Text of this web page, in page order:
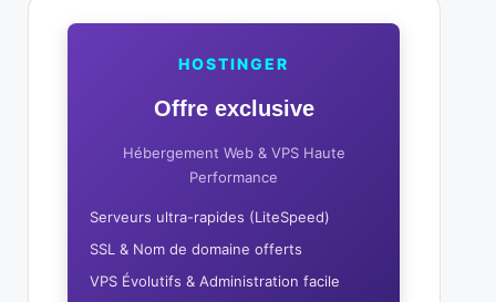
HOSTINGER
Offre exclusive
Hébergement Web & VPS Haute
Performance
Serveurs ultra-rapides (LiteSpeed)
SSL & Nom de domaine offerts
VPS Évolutifs & Administration facile